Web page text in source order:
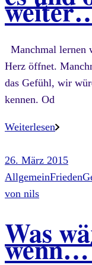
Manchmal lernen
Herz öffnet.
das Gefühl, wir
kennen. Od
Weiterlesen
26. März 2015
AllgemeinFrieden
von nils
Was